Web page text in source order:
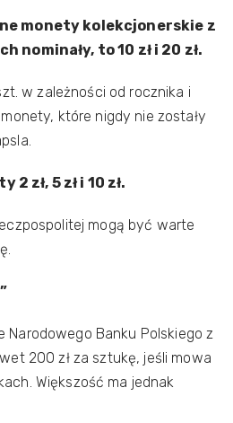
monety kolekcjonerskie z
nominały, to 10 zł i 20 zł.
w zależności od rocznika i
które nigdy nie zostały
zł, 5 zł i 10 zł.
mogą być warte
Narodowego Banku Polskiego z
200 zł za sztukę, jeśli mowa
Większość ma jednak